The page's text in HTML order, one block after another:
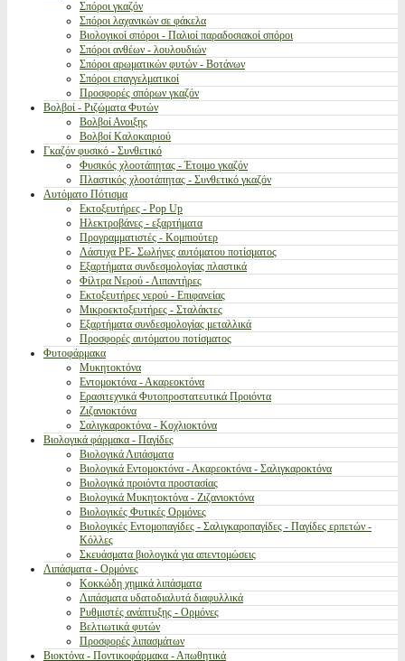
Σπόροι γκαζόν
Σπόροι λαχανικών σε φάκελα
Βιολογικοί σπόροι - Παλιοί παραδοσιακοί σπόροι
Σπόροι ανθέων - λουλουδιών
Σπόροι αρωματικών φυτών - Βοτάνων
Σπόροι επαγγελματικοί
Προσφορές σπόρων γκαζόν
Βολβοί - Ριζώματα Φυτών
Βολβοί Ανοιξης
Βολβοί Καλοκαιριού
Γκαζόν φυσικό - Συνθετικό
Φυσικός χλοοτάπητας - Έτοιμο γκαζόν
Πλαστικός χλοοτάπητας - Συνθετικό γκαζόν
Αυτόματο Πότισμα
Εκτοξευτήρες - Pop Up
Ηλεκτροβάνες - εξαρτήματα
Προγραμματιστές - Κομπιούτερ
Λάστιχα PE- Σωλήνες αυτόματου ποτίσματος
Εξαρτήματα συνδεσμολογίας πλαστικά
Φίλτρα Νερού - Λιπαντήρες
Εκτοξευτήρες νερού - Επιφανείας
Μικροεκτοξευτήρες - Σταλάκτες
Εξαρτήματα συνδεσμολογίας μεταλλικά
Προσφορές αυτόματου ποτίσματος
Φυτοφάρμακα
Μυκητοκτόνα
Εντομοκτόνα - Ακαρεοκτόνα
Ερασιτεχνικά Φυτοπροστατευτικά Προιόντα
Ζιζανιοκτόνα
Σαλιγκαροκτόνα - Κοχλιοκτόνα
Βιολογικά φάρμακα - Παγίδες
Βιολογικά Λιπάσματα
Βιολογικά Εντομοκτόνα - Ακαρεοκτόνα - Σαλιγκαροκτόνα
Βιολογικά προιόντα προστασίας
Βιολογικά Μυκητοκτόνα - Ζιζανιοκτόνα
Βιολογικές Φυτικές Ορμόνες
Βιολογικές Εντομοπαγίδες - Σαλιγκαροπαγίδες - Παγίδες ερπετών -
Κόλλες
Σκευάσματα βιολογικά για απεντομώσεις
Λιπάσματα - Ορμόνες
Κοκκώδη χημικά λιπάσματα
Λιπάσματα υδατοδιαλυτά διαφυλλικά
Ρυθμιστές ανάπτυξης - Ορμόνες
Βελτιωτικά φυτών
Προσφορές λιπασμάτων
Βιοκτόνα - Ποντικοφάρμακα - Απωθητικά